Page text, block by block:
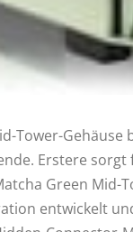
Tower-
Erstere
Green
entwickelt